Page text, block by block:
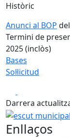
Històric
Anunci al BOP
Termini de
2025 (inclòs)
Bases
Sol·licitud
Darrera
escut municipal
Enllaços